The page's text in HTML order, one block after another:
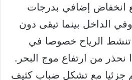
انخفاض إضافي بدرجات
الداخل بينما تيقى دون
الرياح خصوصا في
نحذر من ارتفاع موج البحر.
جزئيا مع تشكل ضباب كثيف